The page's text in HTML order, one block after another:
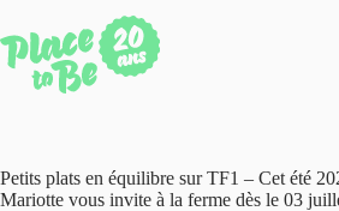
au
contenu
Petits plats en équilibre sur TF1 – Cet été
Mariotte vous invite à la ferme dès le 03